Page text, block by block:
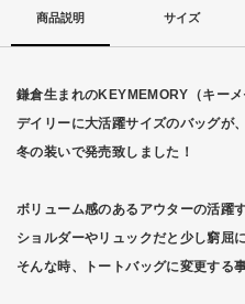
商品説明 サイズ
鎌倉生まれのKEYMEMORY（キー
デイリーに大活躍サイズのバッグが、
冬の装いで発売致しました！
ボリューム感のあるアウターの活躍
ショルダーやリュックだと少し窮屈
そんな時、トートバッグに変更する